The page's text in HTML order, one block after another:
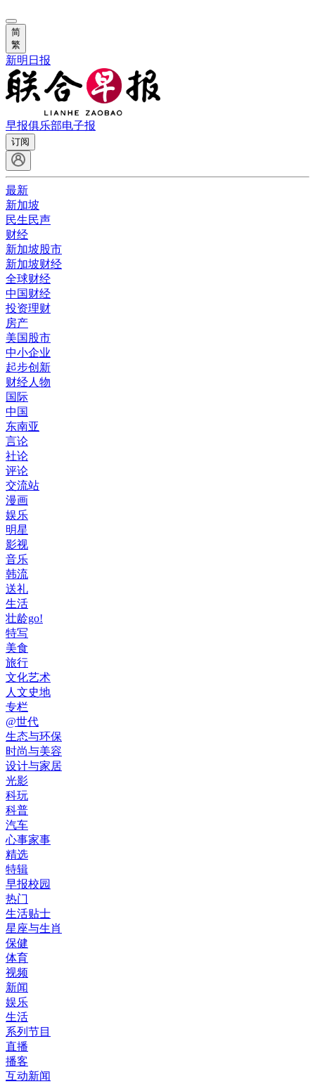
简
繁
新明日报
早报俱乐部电子报
订阅
最新
新加坡
民生民声
财经
新加坡股市
新加坡财经
全球财经
中国财经
投资理财
房产
美国股市
中小企业
起步创新
财经人物
国际
中国
东南亚
言论
社论
评论
交流站
漫画
娱乐
明星
影视
音乐
韩流
送礼
生活
壮龄go!
特写
美食
旅行
文化艺术
人文史地
专栏
@世代
生态与环保
时尚与美容
设计与家居
光影
科玩
科普
汽车
心事家事
精选
特辑
早报校园
热门
生活贴士
星座与生肖
保健
体育
视频
新闻
娱乐
生活
系列节目
直播
播客
互动新闻